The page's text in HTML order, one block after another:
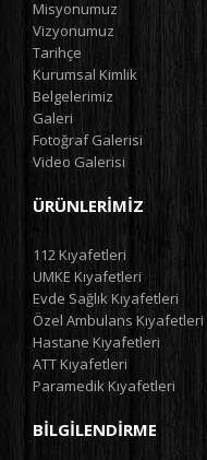
Misyonumuz
Vizyonumuz
Tarihçe
Kurumsal Kimlik
Belgelerimiz
Galeri
Fotoğraf Galerisi
Video Galerisi
ÜRÜNLERIMIZ
112 Kıyafetleri
UMKE Kıyafetleri
Evde Sağlık Kıyafetleri
Özel Ambulans Kıyafetleri
Hastane Kıyafetleri
ATT Kıyafetleri
Paramedik Kıyafetleri
BILGILENDIRME